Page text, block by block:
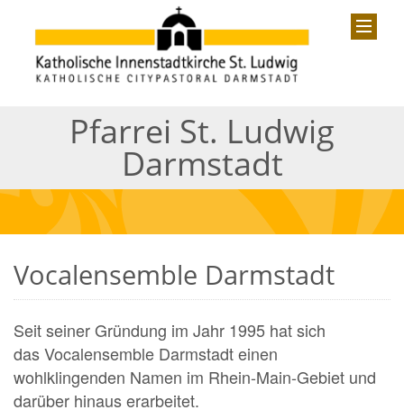
Pfarrei St. Ludwig
Darmstadt
Vocalensemble Darmstadt
Seit seiner Gründung im Jahr 1995 hat sich
das Vocalensemble Darmstadt einen
wohlklingenden Namen im Rhein-Main-Gebiet und
darüber hinaus erarbeitet.